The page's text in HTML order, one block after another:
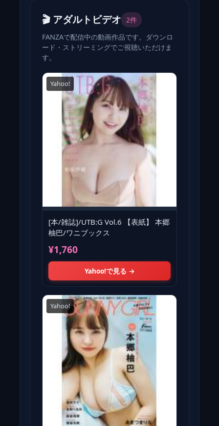
🎬 アダルトビデオ
2件
FANZAで配信中の動画作品です。ダウンロ
ード・ストリーミングでご視聴いただけま
す。
Yahoo!
[本/雑誌]/UTB:G Vol.6 【表紙】 本郷
柚巴/ワニブックス
¥1,760
Yahoo!で見る →
Yahoo!